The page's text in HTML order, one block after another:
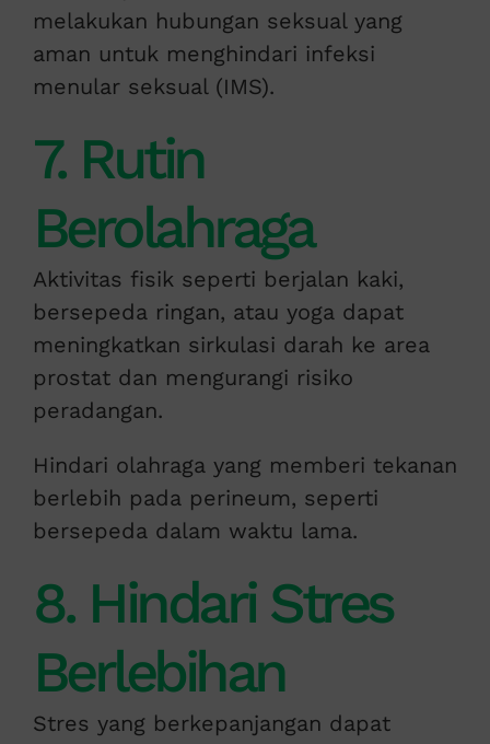
melakukan hubungan seksual yang
aman untuk menghindari infeksi
menular seksual (IMS).
7. Rutin
Berolahraga
Aktivitas fisik seperti berjalan kaki,
bersepeda ringan, atau yoga dapat
meningkatkan sirkulasi darah ke area
prostat dan mengurangi risiko
peradangan.
Hindari olahraga yang memberi tekanan
berlebih pada perineum, seperti
bersepeda dalam waktu lama.
8. Hindari Stres
Berlebihan
Stres yang berkepanjangan dapat